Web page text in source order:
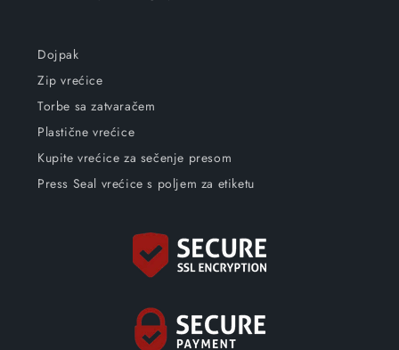
Dojpak
Zip vrećice
Torbe sa zatvaračem
Plastične vrećice
Kupite vrećice za sečenje presom
Press Seal vrećice s poljem za etiketu